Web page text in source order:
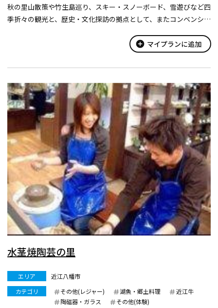
秋の里山散策や竹生島巡り、スキー・スノーボード、雪遊びなど四
季折々の観光と、歴史・文化探訪の拠点として、またコンベンショ
add_circle マイプランに追加
水茎焼陶芸の里
エリア
近江八幡市
カテゴリ
その他(レジャー) 湖魚・郷土料理
近江牛
陶磁器・ガラス
その他(体験)